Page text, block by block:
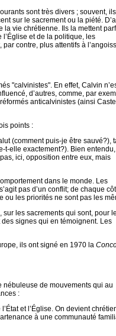
sont très divers ; souvent, ils
sur le sacrement ou la piété.
la vie chrétienne. Ils la mettent
et de la politique, les
contre, plus attentifs à
"calvinistes". En effet, Calvin
d’autres, comme, par
anticalvinistes (ainsi
points :
(comment puis-je être sauvé?),
t-elle exactement?). Bien
ici, opposition entre eux, mais
dans le monde. Les
pas d’un conflit; de chaque
ou les priorités ne sont pas les
sur les sacrements qui sont, pour
signes qui en témoignent. Les
ils ont signé en 1970 la
nébuleuse de mouvements qui au
:
et l’Église. On devient
à une communauté